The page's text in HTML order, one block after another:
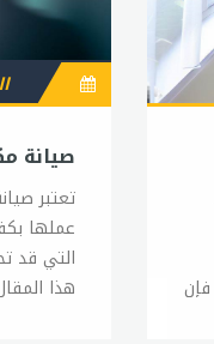
صيانة
تعتبر
عملها
التي قد
هذا